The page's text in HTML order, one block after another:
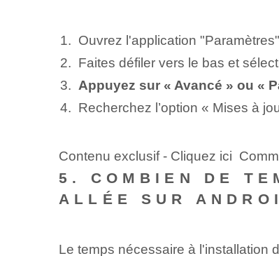
Ouvrez l'application
Faites défiler vers le bas et
Appuyez sur « Avancé » ou «
Recherchez l’option « Mises à
Contenu exclusif - Cliquez ici
5. COMBIEN DE
ALLÉE SUR
Le temps nécessaire à l'installation